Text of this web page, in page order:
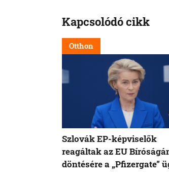
Kapcsolódó cikk
Otthon
Szlovák EP-képviselők
reagáltak az EU
döntésére a „Pfizergate”